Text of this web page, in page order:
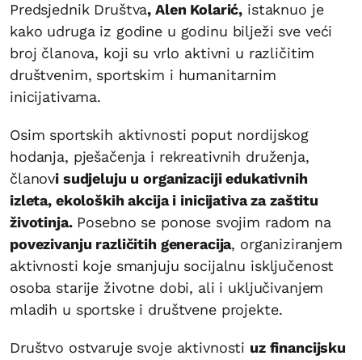
Predsjednik Društva, Alen Kolarić, istaknuo je
kako udruga iz godine u godinu bilježi sve veći
broj članova, koji su vrlo aktivni u različitim
društvenim, sportskim i humanitarnim
inicijativama.
Osim sportskih aktivnosti poput nordijskog
hodanja, pješačenja i rekreativnih druženja,
članovi sudjeluju u organizaciji edukativnih
izleta, ekoloških akcija i inicijativa za zaštitu
životinja.Posebno se ponose svojim radom na
povezivanju različitih generacija, organiziranjem
aktivnosti koje smanjuju socijalnu isključenost
osoba starije životne dobi, ali i uključivanjem
mladih u sportske i društvene projekte.
Društvo ostvaruje svoje aktivnosti uz financijsku